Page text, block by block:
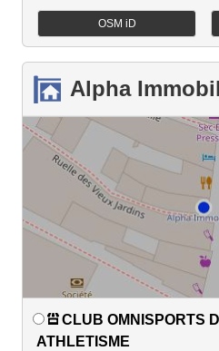
OSM iD
Alpha
CLUB OMNISPORTS
ATHLETISME